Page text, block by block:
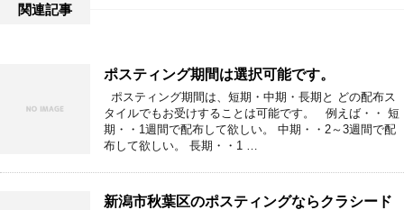
関連記事
ポスティング期間は選択可能です。
ポスティング期間は、短期・中期・長期と どの配布ス
タイルでもお受けすることは可能です。 例えば・・ 短
期・・1週間で配布して欲しい。 中期・・2～3週間で配
布して欲しい。 長期・・1 …
新潟市秋葉区のポスティングならクラシード